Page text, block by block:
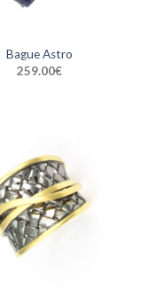
Bague Astro
259.00€